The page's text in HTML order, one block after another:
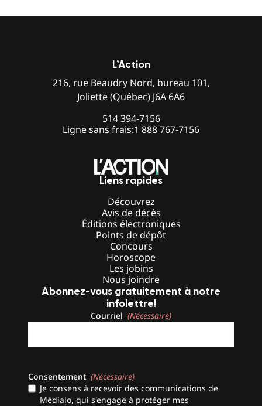
L’Action
216, rue Beaudry Nord, bureau 101,
Joliette (Québec) J6A 6A6
514 394-7156
Ligne sans frais:1 888 767-7156
Liens rapides
Découvrez
Avis de décès
Éditions électroniques
Points de dépôt
Concours
Horoscope
Les jobins
Nous joindre
Abonnez-vous gratuitement à notre
infolettre!
Courriel (Nécessaire)
Consentement (Nécessaire)
Je consens à recevoir des communications de
Médialo, qui s'engage à protéger mes